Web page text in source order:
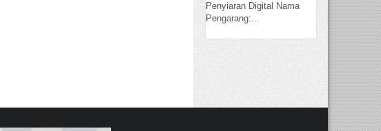
Penyiaran Digital Nama
Pengarang:...